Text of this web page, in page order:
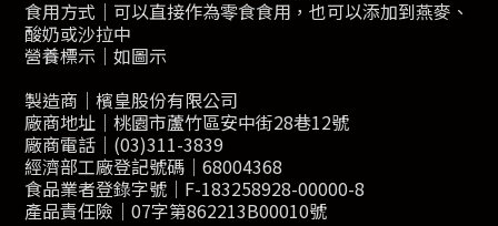
食用方式｜可以直接作為零食食用，也可以添加到燕麥、
酸奶或沙拉中
營養標示｜如圖示
製造商｜檳皇股份有限公司
廠商地址｜桃園市蘆竹區安中街28巷12號
廠商電話｜(03)311-3839
經濟部工廠登記號碼｜68004368
食品業者登錄字號｜F-183258928-00000-8
產品責任險｜07字第862213B00010號